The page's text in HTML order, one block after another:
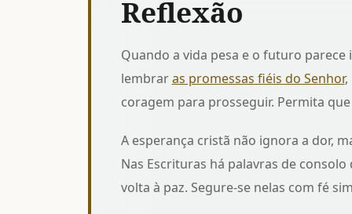
Reflexão
Quando a vida pesa e o futuro
lembraras promessas fiéis do Senhor,
coragem para prosseguir. Permita
A esperança cristã não ignora a dor,
Nas Escrituras há palavras de
volta à paz. Segure-se nelas com fé